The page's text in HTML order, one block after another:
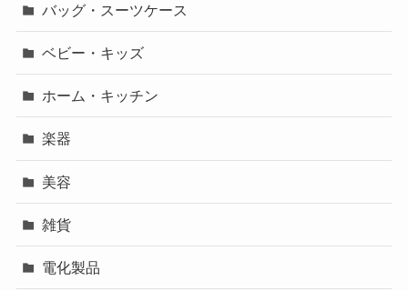
バッグ・スーツケース
ベビー・キッズ
ホーム・キッチン
楽器
美容
雑貨
電化製品